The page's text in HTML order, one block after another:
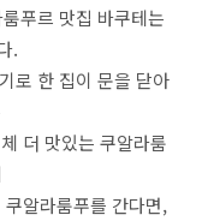
푸르 맛집 바쿠테는
.
로 한 집이 문을 닫아
더 맛있는 쿠알라룸
알라룸푸를 간다면,